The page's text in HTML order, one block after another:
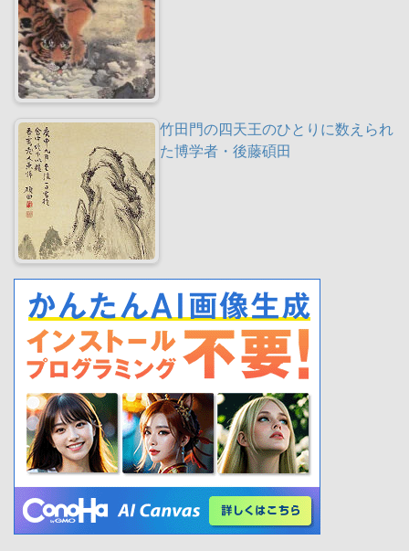
竹田門の四天王のひとりに数えられ
た博学者・後藤碩田